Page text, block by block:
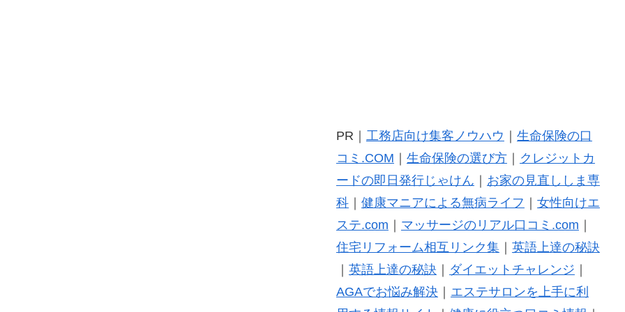
PR｜ 工務店向け集客ノウハウ ｜ 生命保険の口
コミ.COM ｜ 生命保険の選び方｜ クレジットカ
ードの即日発行じゃけん ｜ お家の見直ししま専
科｜ 健康マニアによる無病ライフ ｜ 女性向けエ
ステ.com ｜ マッサージのリアル口コミ.com ｜
住宅リフォーム相互リンク集｜ 英語上達の秘訣
｜ 英語上達の秘訣 ｜ ダイエットチャレンジ ｜
AGAでお悩み解決｜ エステサロンを上手に利